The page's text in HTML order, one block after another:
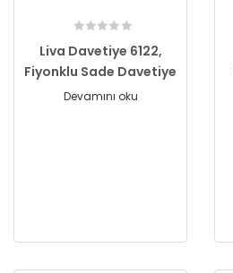
Liva Davetiye 6122,
Fiyonklu Sade Davetiye
Devamını oku